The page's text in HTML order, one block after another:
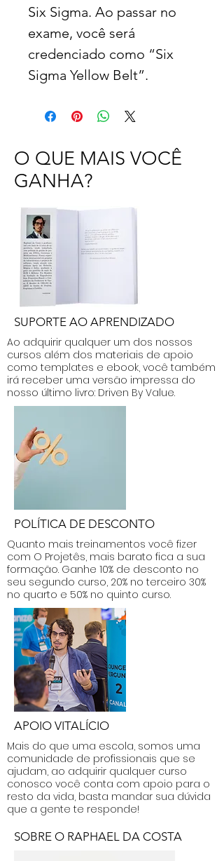
Six Sigma. Ao passar no
exame, você será
credenciado como “Six
Sigma Yellow Belt”.
O QUE MAIS VOCÊ
GANHA?
SUPORTE AO APRENDIZADO
Ao adquirir qualquer um dos nossos
cursos além dos materiais de apoio
como templates e ebook, você também
irá receber uma versão impressa do
nosso último livro: Driven By Value.
POLÍTICA DE DESCONTO
Quanto mais treinamentos você fizer
com O Projetês, mais barato fica a sua
formação. Ganhe 10% de desconto no
seu segundo curso, 20% no terceiro 30%
no quarto e 50% no quinto curso.
APOIO VITALÍCIO
Mais do que uma escola, somos uma
comunidade de profissionais que se
ajudam, ao adquirir qualquer curso
conosco você conta com apoio para o
resto da vida, basta mandar sua dúvida
que a gente te responde!
SOBRE O RAPHAEL DA COSTA